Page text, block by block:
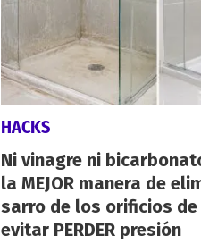
HACKS
Ni vinagre ni
la MEJOR manera de
sarro de los orificios de
evitar PERDER presión